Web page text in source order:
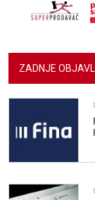
ZADNJE